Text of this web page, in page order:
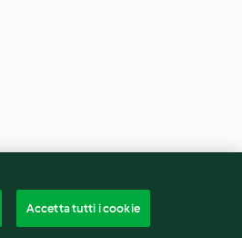
Accetta tutti i cookie